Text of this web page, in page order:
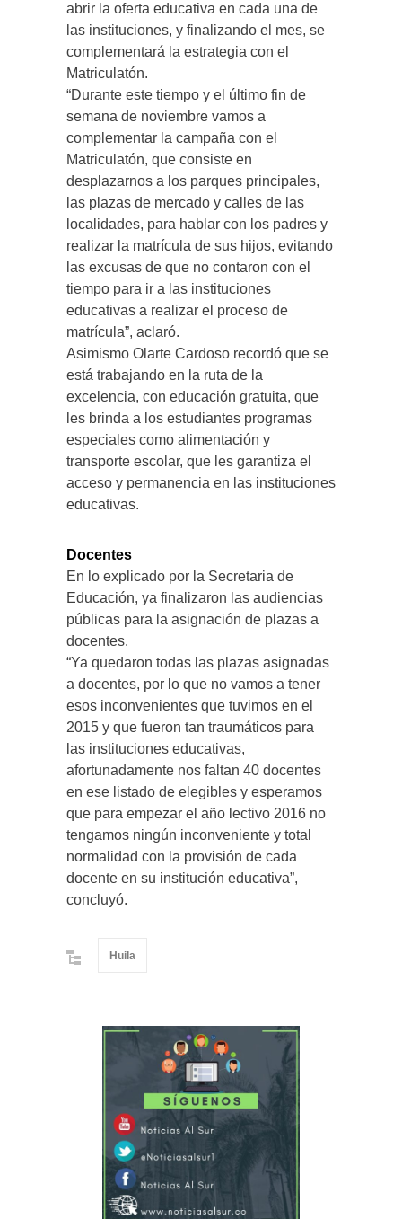
abrir la oferta educativa en cada una de
las instituciones, y finalizando el mes, se
complementará la estrategia con el
Matriculatón.
“Durante este tiempo y el último fin de
semana de noviembre vamos a
complementar la campaña con el
Matriculatón, que consiste en
desplazarnos a los parques principales,
las plazas de mercado y calles de las
localidades, para hablar con los padres y
realizar la matrícula de sus hijos, evitando
las excusas de que no contaron con el
tiempo para ir a las instituciones
educativas a realizar el proceso de
matrícula”, aclaró.
Asimismo Olarte Cardoso recordó que se
está trabajando en la ruta de la
excelencia, con educación gratuita, que
les brinda a los estudiantes programas
especiales como alimentación y
transporte escolar, que les garantiza el
acceso y permanencia en las instituciones
educativas.
Docentes
En lo explicado por la Secretaria de
Educación, ya finalizaron las audiencias
públicas para la asignación de plazas a
docentes.
“Ya quedaron todas las plazas asignadas
a docentes, por lo que no vamos a tener
esos inconvenientes que tuvimos en el
2015 y que fueron tan traumáticos para
las instituciones educativas,
afortunadamente nos faltan 40 docentes
en ese listado de elegibles y esperamos
que para empezar el año lectivo 2016 no
tengamos ningún inconveniente y total
normalidad con la provisión de cada
docente en su institución educativa”,
concluyó.
Huila